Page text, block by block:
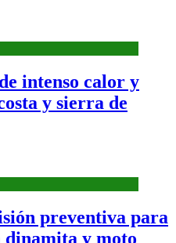
intenso calor y
y sierra de
preventiva para
dinamita y moto